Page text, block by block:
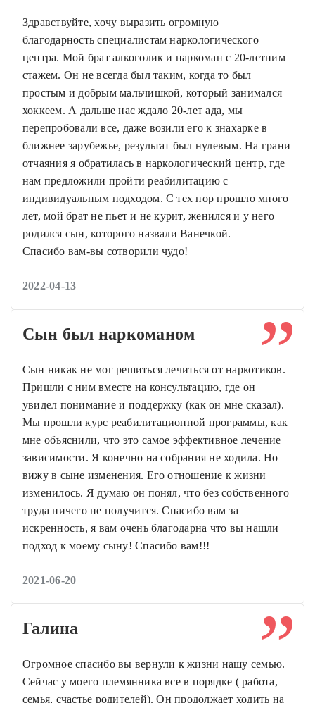
Здравствуйте, хочу выразить огромную
благодарность специалистам наркологического
центра. Мой брат алкоголик и наркоман с 20-летним
стажем. Он не всегда был таким, когда то был
простым и добрым мальчишкой, который занимался
хоккеем. А дальше нас ждало 20-лет ада, мы
перепробовали все, даже возили его к знахарке в
ближнее зарубежье, результат был нулевым. На грани
отчаяния я обратилась в наркологический центр, где
нам предложили пройти реабилитацию с
индивидуальным подходом. С тех пор прошло много
лет, мой брат не пьет и не курит, женился и у него
родился сын, которого назвали Ванечкой.
Спасибо вам-вы сотворили чудо!
2022-04-13
Сын был наркоманом
Сын никак не мог решиться лечиться от наркотиков.
Пришли с ним вместе на консультацию, где он
увидел понимание и поддержку (как он мне сказал).
Мы прошли курс реабилитационной программы, как
мне объяснили, что это самое эффективное лечение
зависимости. Я конечно на собрания не ходила. Но
вижу в сыне изменения. Его отношение к жизни
изменилось. Я думаю он понял, что без собственного
труда ничего не получится. Спасибо вам за
искренность, я вам очень благодарна что вы нашли
подход к моему сыну! Спасибо вам!!!
2021-06-20
Галина
Огромное спасибо вы вернули к жизни нашу семью.
Сейчас у моего племянника все в порядке ( работа,
семья, счастье родителей). Он продолжает ходить на